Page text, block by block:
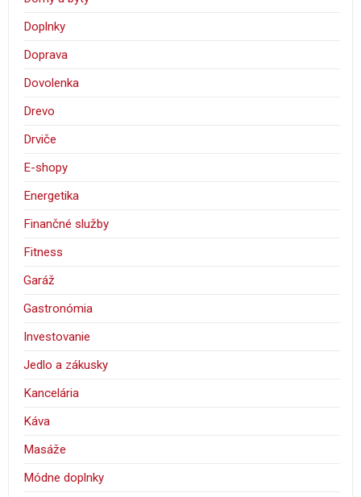
Doplnky
Doprava
Dovolenka
Drevo
Drviče
E-shopy
Energetika
Finančné služby
Fitness
Garáž
Gastronómia
Investovanie
Jedlo a zákusky
Kancelária
Káva
Masáže
Módne doplnky